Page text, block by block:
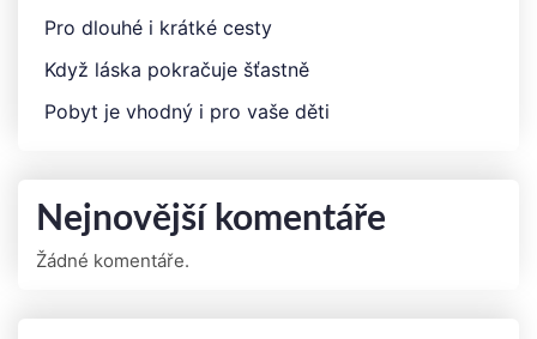
Pro dlouhé i krátké cesty
Když láska pokračuje šťastně
Pobyt je vhodný i pro vaše děti
Nejnovější komentáře
Žádné komentáře.